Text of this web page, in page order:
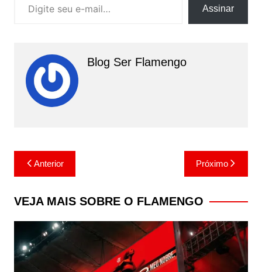
Assinar
Blog Ser Flamengo
Navegação
de
Post
Anterior Próximo
VEJA MAIS SOBRE O FLAMENGO